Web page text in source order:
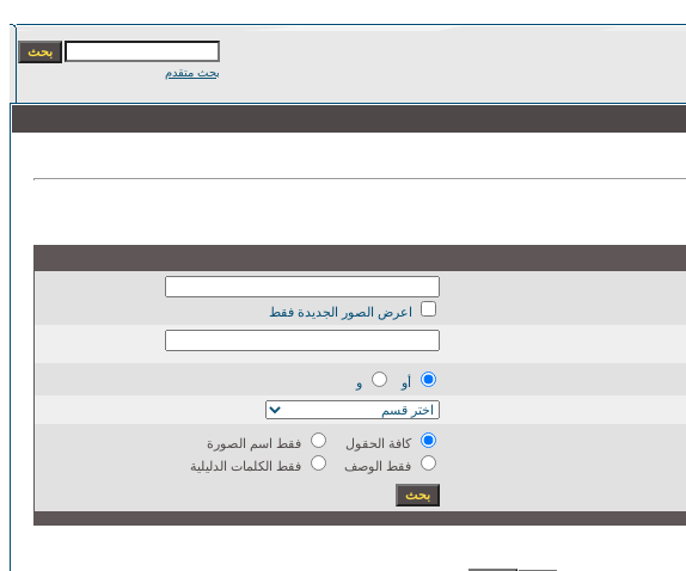
بحث متقدم
اعرض الصور الجديدة فقط
أو
و
كافة الحقول
فقط اسم الصورة
فقط الوصف
فقط الكلمات الدليلية